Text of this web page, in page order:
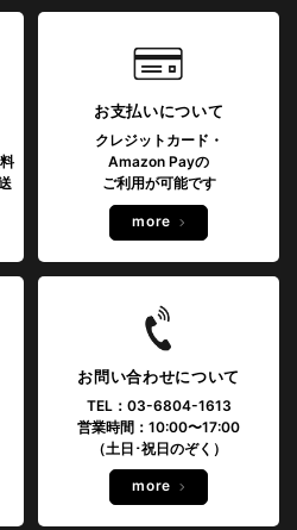
お支払いについて
クレジットカード・
Amazon Payの
ご利用が可能です
more
お問い合わせについて
TEL：03-6804-1613
営業時間：10:00〜17:00
（土日･祝日のぞく）
more